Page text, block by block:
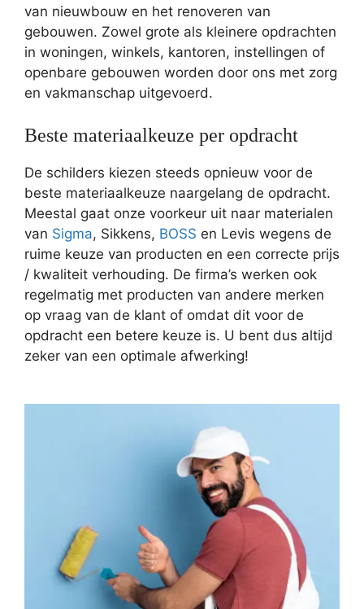
van nieuwbouw en het renoveren van
gebouwen. Zowel grote als kleinere opdrachten
in woningen, winkels, kantoren, instellingen of
openbare gebouwen worden door ons met zorg
en vakmanschap uitgevoerd.
Beste materiaalkeuze per opdracht
De schilders kiezen steeds opnieuw voor de
beste materiaalkeuze naargelang de opdracht.
Meestal gaat onze voorkeur uit naar materialen
van Sigma, Sikkens, BOSS en Levis wegens de
ruime keuze van producten en een correcte prijs
/ kwaliteit verhouding. De firma’s werken ook
regelmatig met producten van andere merken
op vraag van de klant of omdat dit voor de
opdracht een betere keuze is. U bent dus altijd
zeker van een optimale afwerking!